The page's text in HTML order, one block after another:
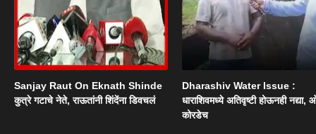
Sanjay Raut On Eknath Shinde
कुत्रे गटाचे नेते, राऊतांनी शिंदेंना डिवचलं
Dharashiv Water Issue :
धाराशिवमध्ये अतिवृष्टी होऊनही नद्या,
कोरडेच